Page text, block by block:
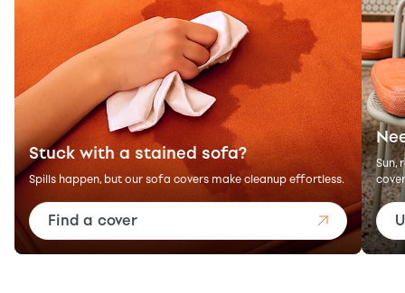
Stuck with a stained sofa?
Spills happen, but our sofa covers make cleanup effortless.
Find a cover
Sun,